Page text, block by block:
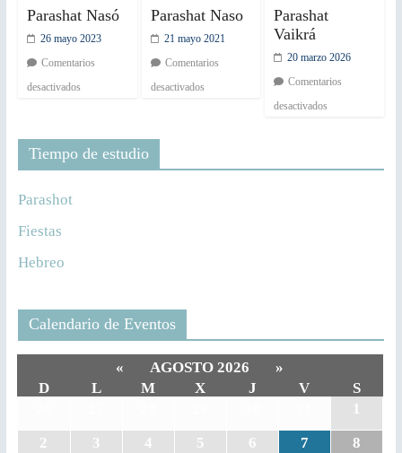
Parashat Nasó
26 mayo 2023
Comentarios
desactivados
Parashat Naso
21 mayo 2021
Comentarios
desactivados
Parashat
Vaikrá
20 marzo 2026
Comentarios
desactivados
Tiempo de estudio
Parashot
Fiestas
Hebreo
Calendario de Eventos
« AGOSTO 2026
»
D
L M X J V
S
1
2
3 4 5 6 7
8